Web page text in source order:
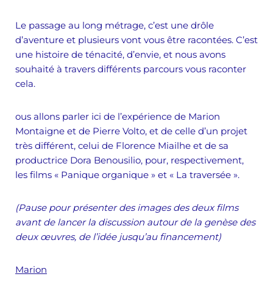
Le passage au long métrage, c’est une drôle
d’aventure et plusieurs vont vous être racontées. C’est
une histoire de ténacité, d’envie, et nous avons
souhaité à travers différents parcours vous raconter
cela.
ous allons parler ici de l’expérience de Marion
Montaigne et de Pierre Volto, et de celle d’un projet
très différent, celui de Florence Miailhe et de sa
productrice Dora Benousilio, pour, respectivement,
les films « Panique organique » et « La traversée ».
(Pause pour présenter des images des deux films
avant de lancer la discussion autour de la genèse des
deux œuvres, de l’idée jusqu’au financement)
Marion